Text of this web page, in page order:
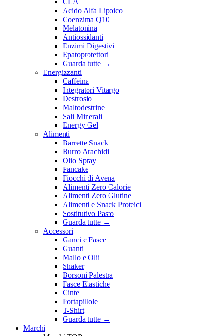
CLA
Acido Alfa Lipoico
Coenzima Q10
Melatonina
Antiossidanti
Enzimi Digestivi
Epatoprotettori
Guarda tutte →
Energizzanti
Caffeina
Integratori Vitargo
Destrosio
Maltodestrine
Sali Minerali
Energy Gel
Alimenti
Barrette Snack
Burro Arachidi
Olio Spray
Pancake
Fiocchi di Avena
Alimenti Zero Calorie
Alimenti Zero Glutine
Alimenti e Snack Proteici
Sostitutivo Pasto
Guarda tutte →
Accessori
Ganci e Fasce
Guanti
Mallo e Olii
Shaker
Borsoni Palestra
Fasce Elastiche
Cinte
Portapillole
T-Shirt
Guarda tutte →
Marchi